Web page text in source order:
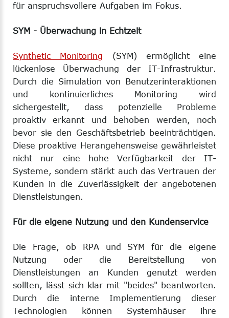
für anspruchsvollere Aufgaben im Fokus.
SYM - Überwachung in Echtzeit
Synthetic Monitoring (SYM) ermöglicht eine
lückenlose Überwachung der IT-Infrastruktur.
Durch die Simulation von Benutzerinteraktionen
und kontinuierliches Monitoring wird
sichergestellt, dass potenzielle Probleme
proaktiv erkannt und behoben werden, noch
bevor sie den Geschäftsbetrieb beeinträchtigen.
Diese proaktive Herangehensweise gewährleistet
nicht nur eine hohe Verfügbarkeit der IT-
Systeme, sondern stärkt auch das Vertrauen der
Kunden in die Zuverlässigkeit der angebotenen
Dienstleistungen.
Für die eigene Nutzung und den Kundenservice
Die Frage, ob RPA und SYM für die eigene
Nutzung oder die Bereitstellung von
Dienstleistungen an Kunden genutzt werden
sollten, lässt sich klar mit "beides" beantworten.
Durch die interne Implementierung dieser
Technologien können Systemhäuser ihre